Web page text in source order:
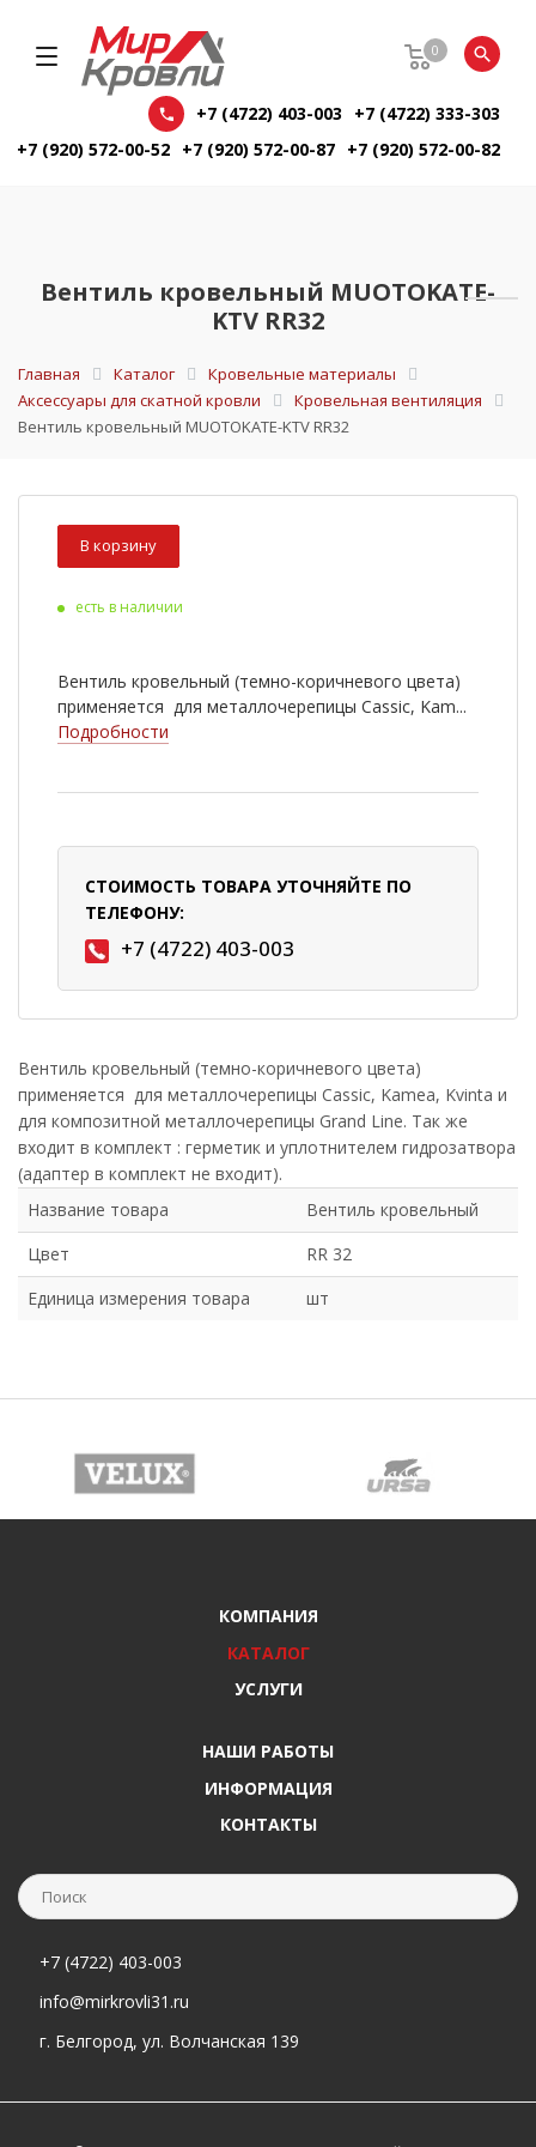
0
+7 (4722) 403-003
+7 (4722) 333-303
+7 (920) 572-00-52 +7 (920) 572-00-87 +7 (920) 572-00-82
Вентиль кровельный MUOTOKATE-
KTV RR32
Главная Каталог
Кровельные материалы
Аксессуары для скатной кровли
Кровельная вентиляция
Вентиль кровельный MUOTOKATE-KTV RR32
В корзину
есть в наличии
Вентиль кровельный (темно-коричневого цвета)
применяется для металлочерепицы Cassic, Kam...
Подробности
СТОИМОСТЬ ТОВАРА УТОЧНЯЙТЕ ПО
ТЕЛЕФОНУ:
+7 (4722) 403-003
Вентиль кровельный (темно-коричневого цвета)
применяется для металлочерепицы Cassic, Kamea, Kvinta и
для композитной металлочерепицы Grand Line. Так же
входит в комплект : герметик и уплотнителем гидрозатвора
(адаптер в комплект не входит).
Название товара
Вентиль кровельный
Цвет
RR 32
Единица измерения товара
шт
КОМПАНИЯ
КАТАЛОГ
УСЛУГИ
НАШИ РАБОТЫ
ИНФОРМАЦИЯ
КОНТАКТЫ
+7 (4722) 403-003
info@mirkrovli31.ru
г. Белгород, ул. Волчанская 139